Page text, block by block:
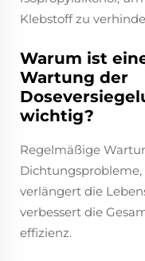
Klebstoff zu
Warum ist
Wartung der
wichtig?
Regelmäßige
verlängert die
verbessert die
effizienz.